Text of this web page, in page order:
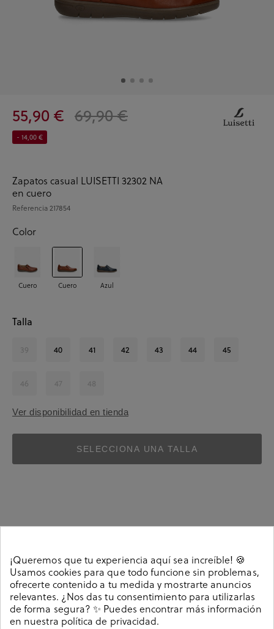
55,90 € 69,90 €
- 14,00 €
Zapatos casual LUISETTI 32302 NA
en cuero
Referencia217854
Color
Cuero Cuero Azul
Talla
39 40 41 42 43 44 45
46 47 48
Ver disponibilidad en tienda
SELECCIONA UNA TALLA
Zapatos casual LUISETTI 32302 NA en cuero. Cierre con
elásticos . La plantilla es extraible. Hecho en España.
Referencia217854
¡Queremos que tu experiencia aquí sea increíble! 🍪
Usamos cookies para que todo funcione sin problemas,
ofrecerte contenido a tu medida y mostrarte anuncios
relevantes. ¿Nos das tu consentimiento para utilizarlas
de forma segura? ✨ Puedes encontrar más información
en nuestra política de privacidad.